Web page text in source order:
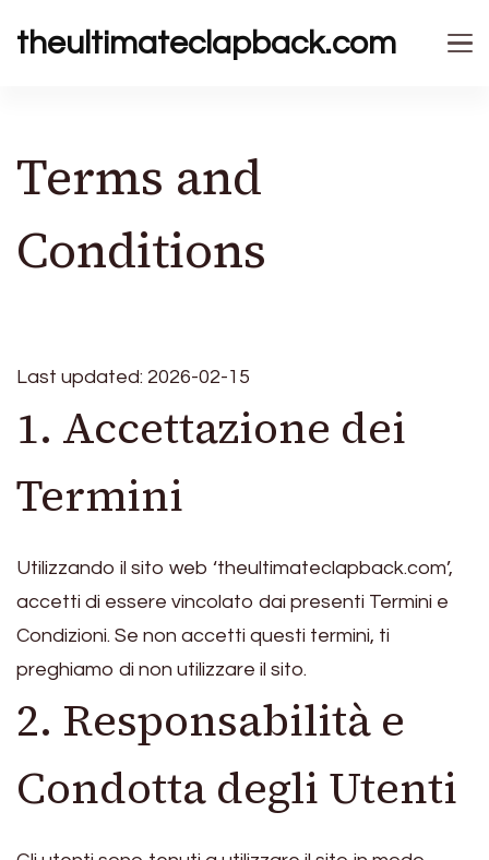
theultimateclapback.com
Terms and
Conditions
Last updated: 2026-02-15
1. Accettazione dei
Termini
Utilizzando il sito web ‘theultimateclapback.com’,
accetti di essere vincolato dai presenti Termini e
Condizioni. Se non accetti questi termini, ti
preghiamo di non utilizzare il sito.
2. Responsabilità e
Condotta degli Utenti